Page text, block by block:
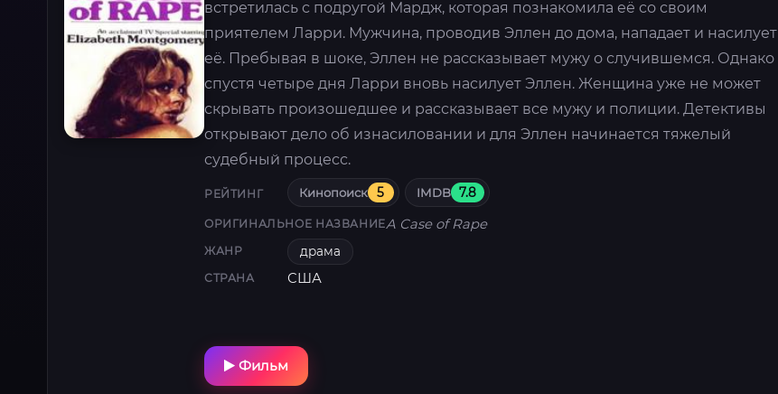
встретилась с подругой Мардж, которая познакомила её со своим
приятелем Ларри. Мужчина, проводив Эллен до дома, нападает и насилует
её. Пребывая в шоке, Эллен не рассказывает мужу о случившемся. Однако
спустя четыре дня Ларри вновь насилует Эллен. Женщина уже не может
скрывать произошедшее и рассказывает все мужу и полиции. Детективы
открывают дело об изнасиловании и для Эллен начинается тяжелый
судебный процесс.
РЕЙТИНГ Кинопоиск 5 IMDB 7.8
ОРИГИНАЛЬНОЕ НАЗВАНИЕA Case of Rape
ЖАНР драма
СТРАНА США
Фильм